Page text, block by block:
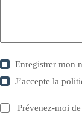
Enregistrer mon
J’accepte la
Prévenez-moi